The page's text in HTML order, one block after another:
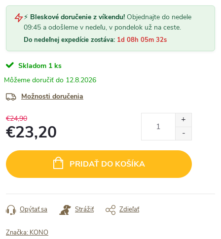
⚡ Bleskové doručenie z víkendu! Objednajte do nedele
09:45 a odošleme v nedeľu, v pondelok už na ceste.
Do nedeľnej expedície zostáva: 1d 08h 05m 31s
Skladom 1 ks
12.8.2026
Možnosti doručenia
€24,90
€23,20
cena:
PRIDAŤ DO KOŠÍKA
Opýtať sa Strážiť Zdieľať
Značka: KONO